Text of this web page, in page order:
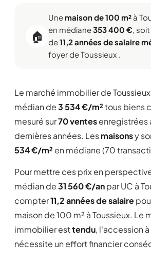
🏠
Une maison de 100 m² à
en médiane353 400 €,
de11,2 années de salaire
foyer de Toussieux .
Le marché immobilier de
médian de3 534 €/m²tous biens
mesuré sur70 ventesenregistrées
dernières années. Lesmaisonsy
534 €/m² en médiane (70
Pour mettre ces prix en
médian de31 560 €/anpar UC à
compter11,2 années de salaire
maison de 100 m² à Toussieux. Le
immobilier esttendu, l'accession
nécessite un effort financier